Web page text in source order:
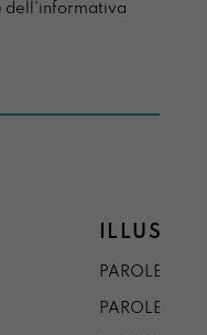
dell'informativa
PAROLE DAL
PAROLE DA